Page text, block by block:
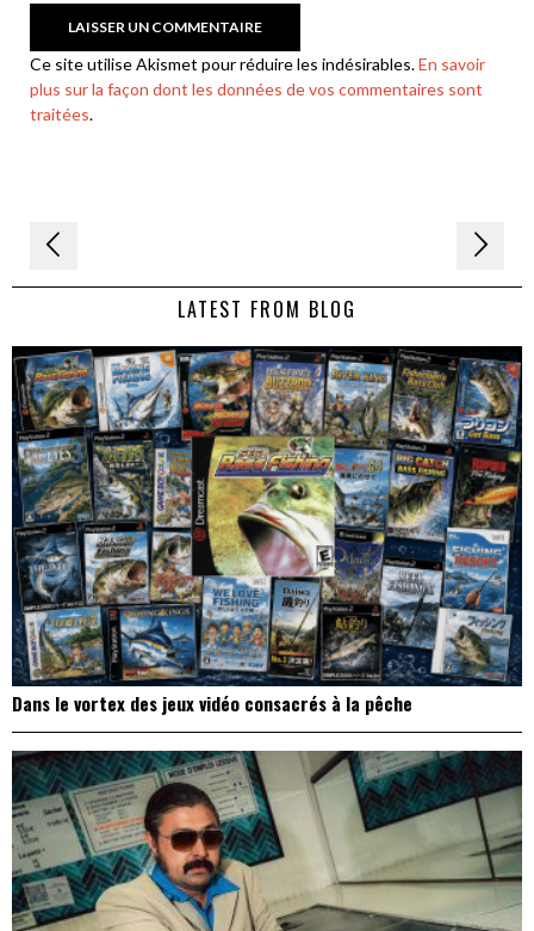
Ce site utilise Akismet pour réduire les indésirables.En savoir
plus sur la façon dont les données de vos commentaires sont
traitées.
Navigation
de LATEST FROM BLOG
Dans le vortex des jeux vidéo consacrés à la pêche